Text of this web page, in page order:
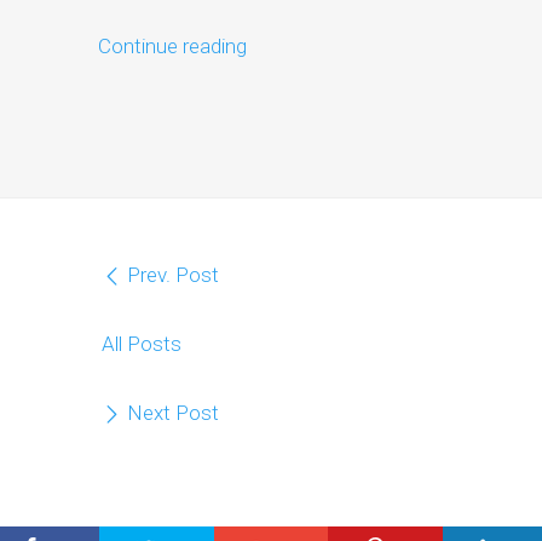
Continue reading
Prev. Post
All Posts
Next Post